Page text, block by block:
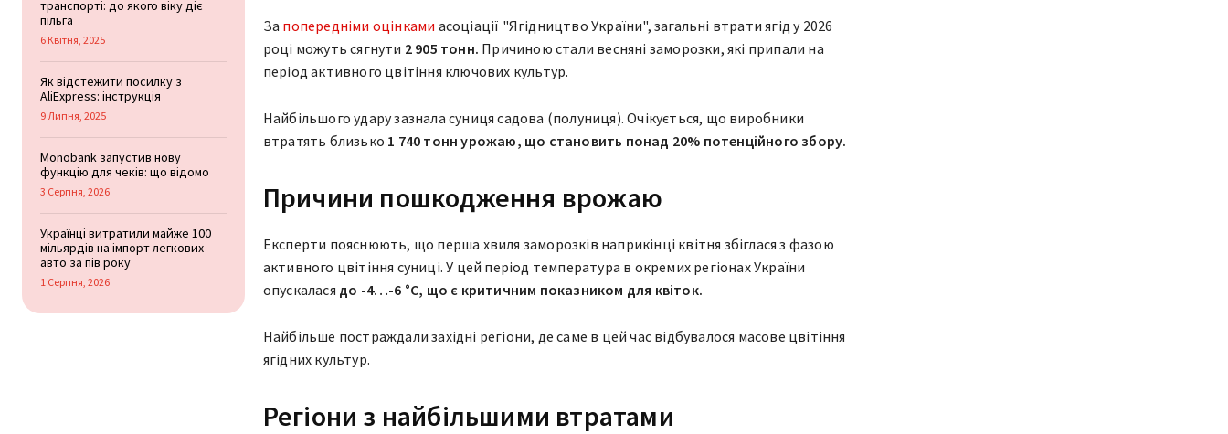
транспорті: до якого віку діє
пільга
6 Квітня, 2025
Як відстежити посилку з
AliExpress: інструкція
9 Липня, 2025
Monobank запустив нову
функцію для чеків: що відомо
3 Серпня, 2026
Українці витратили майже 100
мільярдів на імпорт легкових
авто за пів року
1 Серпня, 2026
За попередніми оцінками асоціації "Ягідництво України", загальні втрати ягід у 2026
році можуть сягнути 2 905 тонн. Причиною стали весняні заморозки, які припали на
період активного цвітіння ключових культур.
Найбільшого удару зазнала суниця садова (полуниця). Очікується, що виробники
втратять близько 1 740 тонн урожаю, що становить понад 20% потенційного збору.
Причини пошкодження врожаю
Експерти пояснюють, що перша хвиля заморозків наприкінці квітня збіглася з фазою
активного цвітіння суниці. У цей період температура в окремих регіонах України
опускалася до -4…-6 °C, що є критичним показником для квіток.
Найбільше постраждали західні регіони, де саме в цей час відбувалося масове цвітіння
ягідних культур.
Регіони з найбільшими втратами